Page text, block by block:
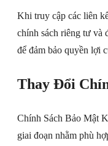
Khi truy cập các liên
chính sách riêng tư và
để đảm bảo quyền lợi
Thay Đổi
Chính Sách Bảo Mật
giai đoạn nhằm phù